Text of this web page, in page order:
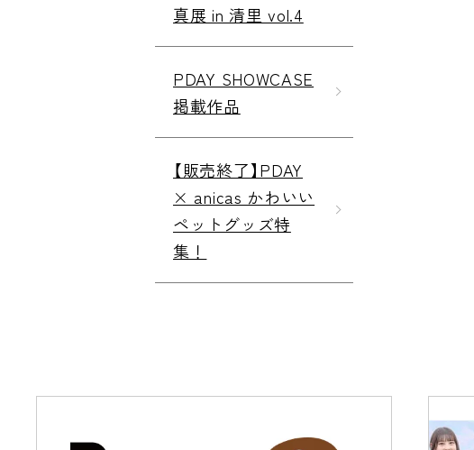
真展 in 清里 vol.4
PDAY SHOWCASE
掲載作品
【販売終了】PDAY
× anicas かわいい
ペットグッズ特
集！